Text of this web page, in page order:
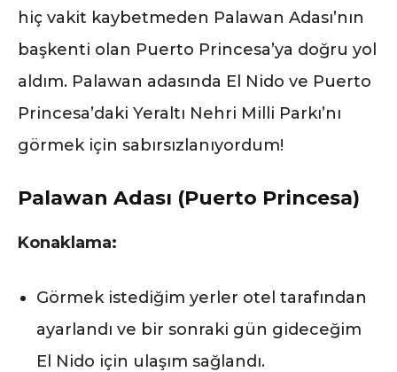
hiç vakit kaybetmeden Palawan Adası’nın
başkenti olan Puerto Princesa’ya doğru yol
aldım. Palawan adasında El Nido ve Puerto
Princesa’daki Yeraltı Nehri Milli Parkı’nı
görmek için sabırsızlanıyordum!
Palawan Adası (Puerto Princesa)
Konaklama:
Görmek istediğim yerler otel tarafından
ayarlandı ve bir sonraki gün gideceğim
El Nido için ulaşım sağlandı.